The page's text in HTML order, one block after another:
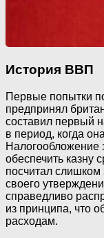
История ВВП
Первые попытки
предпринял
составил первый
в период, когда
Налогообложение
обеспечить казну
посчитал
своего
справедливо
из принципа, что
расходам.